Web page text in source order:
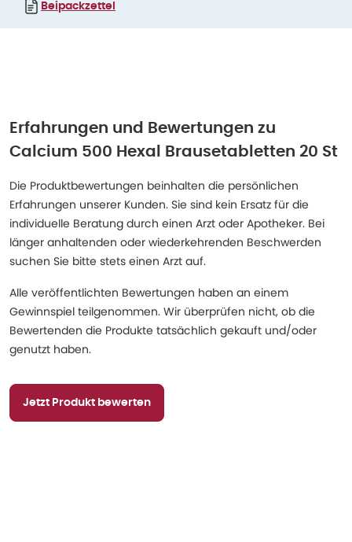
Beipackzettel
Erfahrungen und Bewertungen zu
Calcium 500 Hexal Brausetabletten 20 St
Die Produktbewertungen beinhalten die persönlichen
Erfahrungen unserer Kunden. Sie sind kein Ersatz für die
individuelle Beratung durch einen Arzt oder Apotheker. Bei
länger anhaltenden oder wiederkehrenden Beschwerden
suchen Sie bitte stets einen Arzt auf.
Alle veröffentlichten Bewertungen haben an einem
Gewinnspiel teilgenommen. Wir überprüfen nicht, ob die
Bewertenden die Produkte tatsächlich gekauft und/oder
genutzt haben.
Jetzt Produkt bewerten